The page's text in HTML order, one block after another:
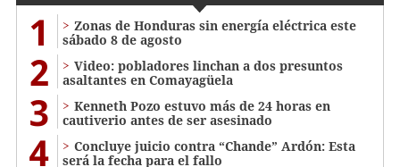
1
Zonas de Honduras sin energía eléctrica este
sábado 8 de agosto
2
Video: pobladores linchan a dos presuntos
asaltantes en Comayagüela
3
Kenneth Pozo estuvo más de 24 horas en
cautiverio antes de ser asesinado
4
Concluye juicio contra “Chande” Ardón: Esta
será la fecha para el fallo